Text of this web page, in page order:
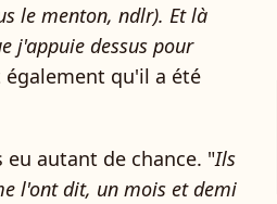
le menton, ndlr). Et là
j'appuie dessus pour
qu'il a été
eu autant de chance. "Ils
l'ont dit, un mois et demi